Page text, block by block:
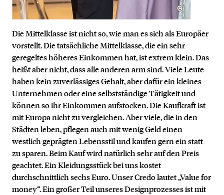
Die Mittelklasse ist nicht so, wie man es sich als Europäer
vorstellt. Die tatsächliche Mittelklasse, die ein sehr
geregeltes höheres Einkommen hat, ist extrem klein. Das
heißt aber nicht, dass alle anderen arm sind. Viele Leute
haben kein zuverlässiges Gehalt, aber dafür ein kleines
Unternehmen oder eine selbstständige Tätigkeit und
können so ihr Einkommen aufstocken. Die Kaufkraft ist
mit Europa nicht zu vergleichen. Aber viele, die in den
Städten leben, pflegen auch mit wenig Geld einen
westlich geprägten Lebensstil und kaufen gern ein statt
zu sparen. Beim Kauf wird natürlich sehr auf den Preis
geachtet. Ein Kleidungsstück bei uns kostet
durchschnittlich sechs Euro. Unser Credo lautet „Value for
money“. Ein großer Teil unseres Designprozesses ist mit